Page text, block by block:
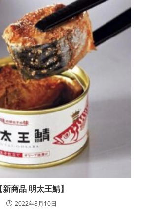
【新商品 明太王鯖】
2022年3月10日